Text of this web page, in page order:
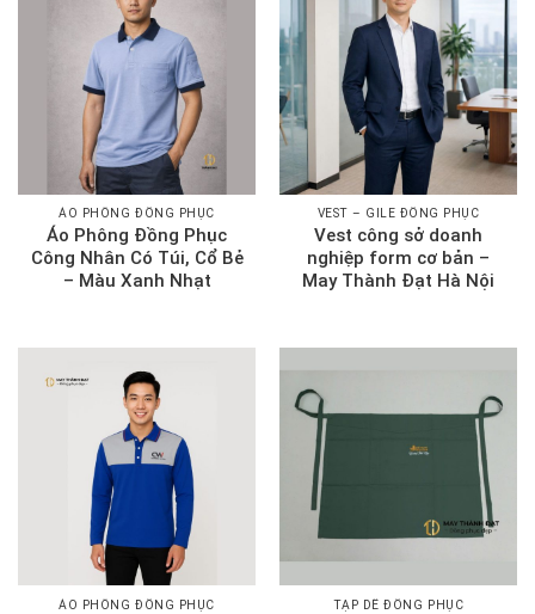
ÁO PHÔNG ĐỒNG PHỤC
Áo Phông Đồng Phục
Công Nhân Có Túi, Cổ Bẻ
– Màu Xanh Nhạt
VEST – GILE ĐỒNG PHỤC
Vest công sở doanh
nghiệp form cơ bản –
May Thành Đạt Hà Nội
ÁO PHÔNG ĐỒNG PHỤC TẠP DỀ ĐỒNG PHỤC